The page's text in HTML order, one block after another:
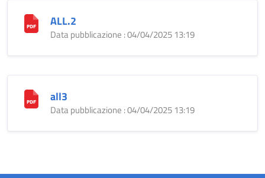
ALL.2
Data pubblicazione : 04/04/2025 13:19
all3
Data pubblicazione : 04/04/2025 13:19